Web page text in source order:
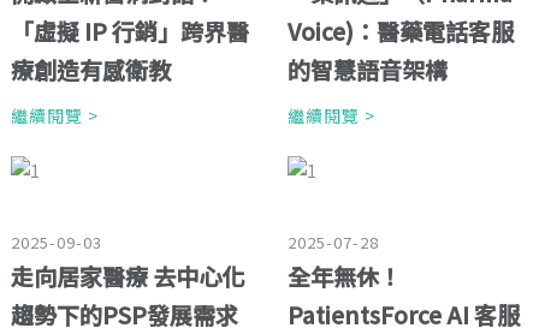
「虛擬 IP 行銷」跨界醫
療創造有感衛教
繼續閱覽 >
Voice)：醫藥電話客服
的智慧語音架構
繼續閱覽 >
2025-09-03
走向居家醫療 去中心化
趨勢下的PSP發展需求
2025-07-28
全年無休！
PatientsForce AI 客服